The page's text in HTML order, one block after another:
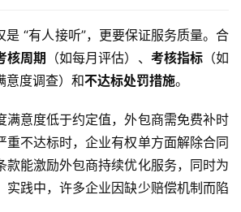
“有人接听”，更要保证服务质量。合
核周期 （如每月评估）、 考核指标（如
意度调查）和不达标处罚措施。
满意度低于约定值，外包商需免费补时
重不达标时，企业有权单方面解除合同
款能激励外包商持续优化服务，同时为
实践中，许多企业因缺少赔偿机制而陷